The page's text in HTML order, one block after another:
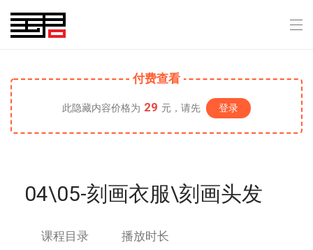
付费查看
此隐藏内容价格为 29 元，请先 登录
04\05-刻画衣服\刻画头发
课程目录 播放时长